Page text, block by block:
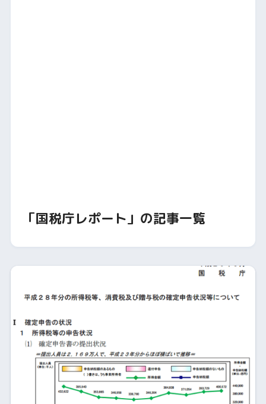
「国税庁レポート」の記事一覧